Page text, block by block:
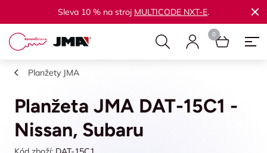
Sleva 10 % na stroj MULTICODE NXT-E.
Planžety JMA
Planžeta JMA DAT-15C1 -
Nissan, Subaru